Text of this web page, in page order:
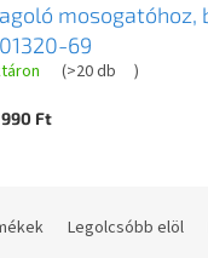
mosogatóhoz,
69
(>20 db )
Ft
Legolcsóbb elöl